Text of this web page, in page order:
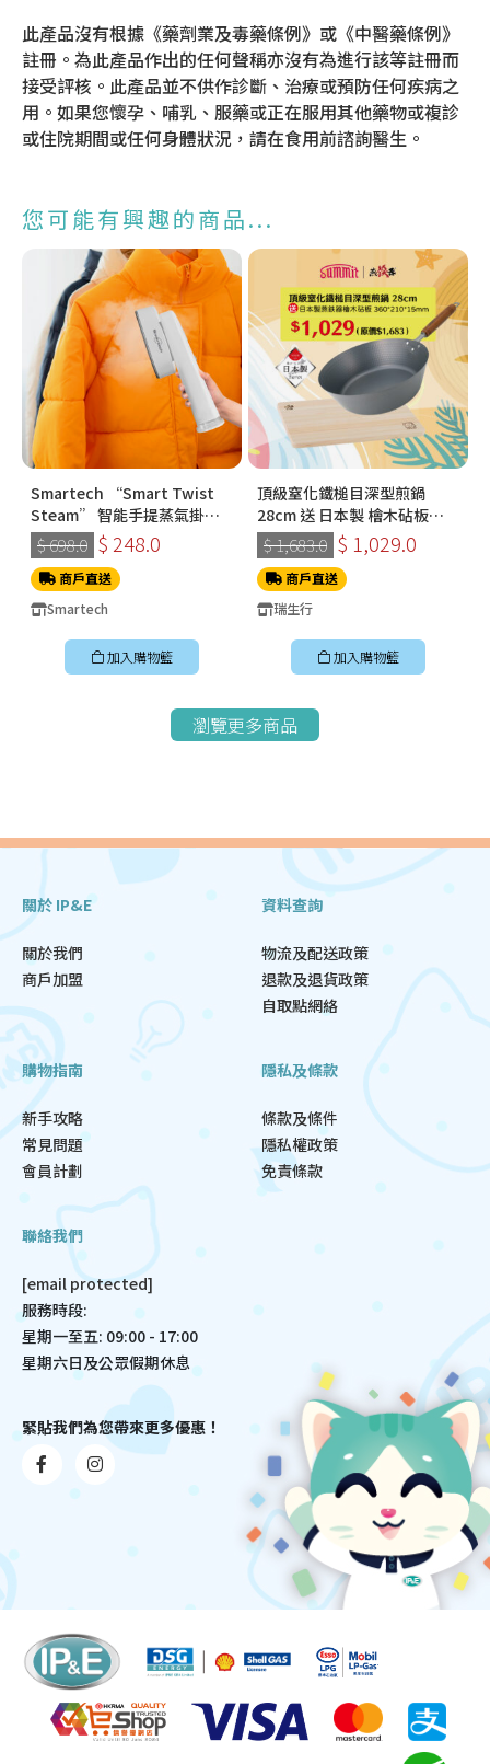
此產品沒有根據《藥劑業及毒藥條例》或《中醫藥條例》
註冊。為此產品作出的任何聲稱亦沒有為進行該等註冊而
接受評核。此產品並不供作診斷、治療或預防任何疾病之
用。如果您懷孕、哺乳、服藥或正在服用其他藥物或複診
或住院期間或任何身體狀況，請在食用前諮詢醫生。
您可能有興趣的商品...
Smartech “Smart Twist
Steam” 智能手提蒸氣掛燙
機 (SS-8108)
$ 698.0 $ 248.0
商戶直送
Smartech
加入購物籃
頂級窒化鐵槌目深型煎鍋
28cm 送 日本製 檜木砧板
360*210*15mm
$ 1,683.0 $ 1,029.0
商戶直送
瑞生行
加入購物籃
瀏覽更多商品
關於 IP&E
關於我們
商戶加盟
資料查詢
物流及配送政策
退款及退貨政策
自取點網絡
購物指南
新手攻略
常見問題
會員計劃
隱私及條款
條款及條件
隱私權政策
免責條款
聯絡我們
[email protected]
服務時段:
星期一至五: 09:00 - 17:00
星期六日及公眾假期休息
緊貼我們為您帶來更多優惠！